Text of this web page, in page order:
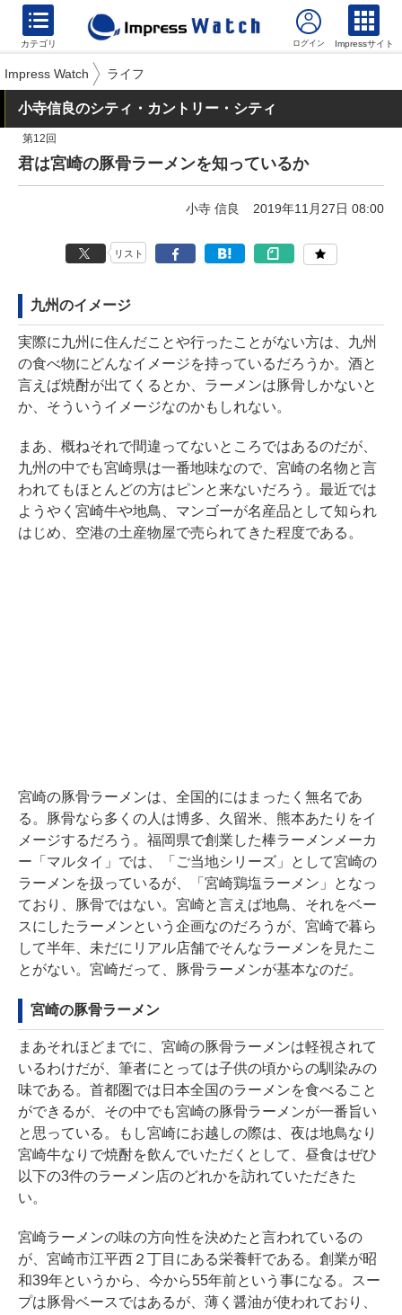
カテゴリ Impressサイト
Impress Watch ライフ
小寺信良のシティ・カントリー・シティ
第12回
君は宮崎の豚骨ラーメンを知っているか
小寺 信良 2019年11月27日 08:00
リスト
九州のイメージ
実際に九州に住んだことや行ったことがない方は、九州
の食べ物にどんなイメージを持っているだろうか。酒と
言えば焼酎が出てくるとか、ラーメンは豚骨しかないと
か、そういうイメージなのかもしれない。
まあ、概ねそれで間違ってないところではあるのだが、
九州の中でも宮崎県は一番地味なので、宮崎の名物と言
われてもほとんどの方はピンと来ないだろう。最近では
ようやく宮崎牛や地鳥、マンゴーが名産品として知られ
はじめ、空港の土産物屋で売られてきた程度である。
宮崎の豚骨ラーメンは、全国的にはまったく無名であ
る。豚骨なら多くの人は博多、久留米、熊本あたりをイ
メージするだろう。福岡県で創業した棒ラーメンメーカ
ー「マルタイ」では、「ご当地シリーズ」として宮崎の
ラーメンを扱っているが、「 宮崎鶏塩ラーメン 」となっ
ており、豚骨ではない。宮崎と言えば地鳥、それをベー
スにしたラーメンという企画なのだろうが、宮崎で暮ら
して半年、未だにリアル店舗でそんなラーメンを見たこ
とがない。宮崎だって、豚骨ラーメンが基本なのだ。
宮崎の豚骨ラーメン
まあそれほどまでに、宮崎の豚骨ラーメンは軽視されて
いるわけだが、筆者にとっては子供の頃からの馴染みの
味である。首都圏では日本全国のラーメンを食べること
ができるが、その中でも宮崎の豚骨ラーメンが一番旨い
と思っている。もし宮崎にお越しの際は、夜は地鳥なり
宮崎牛なりで焼酎を飲んでいただくとして、昼食はぜひ
以下の3件のラーメン店のどれかを訪れていただきた
い。
宮崎ラーメンの味の方向性を決めたと言われているの
が、宮崎市江平西２丁目にある栄養軒である。創業が昭
和39年というから、今から55年前という事になる。スー
プは豚骨ベースではあるが、薄く醤油が使われており、